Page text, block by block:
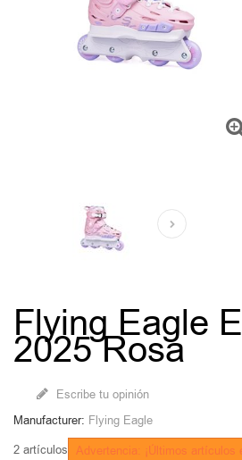
Flying Eagle
2025 Rosa
Escribe tu opinión
Manufacturer: Flying Eagle
2 artículos Advertencia: ¡Últimos artículos